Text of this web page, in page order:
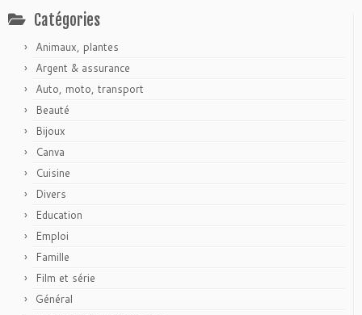
Catégories
Animaux, plantes
Argent & assurance
Auto, moto, transport
Beauté
Bijoux
Canva
Cuisine
Divers
Education
Emploi
Famille
Film et série
Général